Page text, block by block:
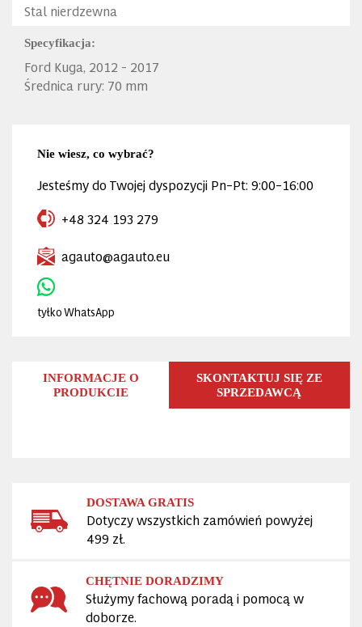
Stal nierdzewna
Specyfikacja:
Ford Kuga, 2012 - 2017
Średnica rury: 70 mm
Nie wiesz, co wybrać?
Jesteśmy do Twojej dyspozycji Pn–Pt: 9:00–16:00
+48 324 193 279
agauto@agauto.eu
tyłko WhatsApp
INFORMACJE O
PRODUKCIE
SKONTAKTUJ SIĘ ZE
SPRZEDAWCĄ
DOSTAWA GRATIS
Dotyczy wszystkich zamówień powyżej
499 zł.
CHĘTNIE DORADZIMY
Służymy fachową poradą i pomocą w
doborze.